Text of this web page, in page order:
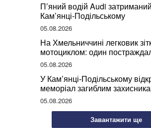
П’яний водій Audi
Кам’янці-Подільському
05.08.2026
На Хмельниччині легковик
мотоциклом: один
05.08.2026
У Кам’янці-Подільському
меморіал загиблим
05.08.2026
Завантажити ще